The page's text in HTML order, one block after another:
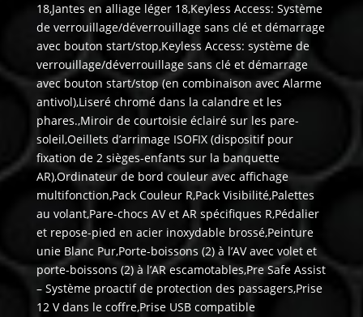
18,Jantes en alliage léger 18,Keyless Access: Système
de verrouillage/déverrouillage sans clé et démarrage
avec bouton start/stop,Keyless Access: système de
verrouillage/déverrouillage sans clé et démarrage
avec bouton start/stop (en combinaison avec Alarme
antivol),Liseré chromé dans la calandre et les
phares.,Miroir de courtoisie éclairé sur les pare-
soleil,Oeillets d’arrimage ISOFIX (dispositif pour
fixation de 2 sièges-enfants sur la banquette
AR),Ordinateur de bord couleur avec affichage
multifonction,Pack Couleur R,Pack Visibilité,Palettes
au volant,Pare-chocs AV et AR spécifiques R,Pédalier
et repose-pied en acier inoxydable brossé,Peinture
unie Blanc Pur,Porte-boissons (2) à l’AV avec volet et
porte-boissons (2) à l’AR escamotables,Pre Safe Assist
– Système proactif de protection des passagers,Prise
12 V dans le coffre,Prise USB compatible